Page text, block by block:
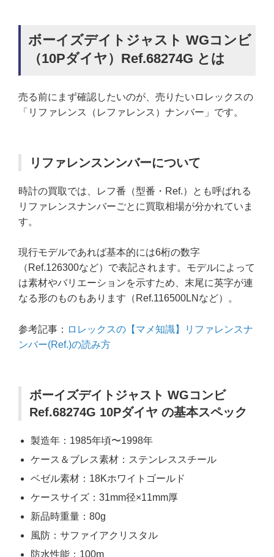
ボーイズデイトジャスト WGコンビ
（10Pダイヤ）Ref.68274G とは
売る前にまず確認したいのが、売りたいロレックスの
「リファレンス（レファレンス）ナンバー」です。
リファレンスンンバーについて
時計の買取では、レフ番（型番・Ref.）とも呼ばれる
リファレンスナンバーごとに買取相場が分かれていま
す。
現行モデルであれば基本的には6桁の数字
（Ref.126300など）で表記されます。モデルによって
は素材やバリエーションを示すため、末尾に英字が連
なる形のものもあります（Ref.116500LNなど）。
参考記事： ロレックスの【マメ知識】リファレンスナ
ンバー(Ref.)の読み方
ボーイズデイトジャスト WGコンビ
Ref.68274G 10Pダイヤ の基本スペック
製造年：1985年頃〜1998年
ケース＆ブレス素材：ステンレススチール
ベゼル素材：18Kホワイトゴールド
ケースサイズ：31mm径×11mm厚
新品時重量：80g
風防：サファイアクリスタル
防水性能：100m